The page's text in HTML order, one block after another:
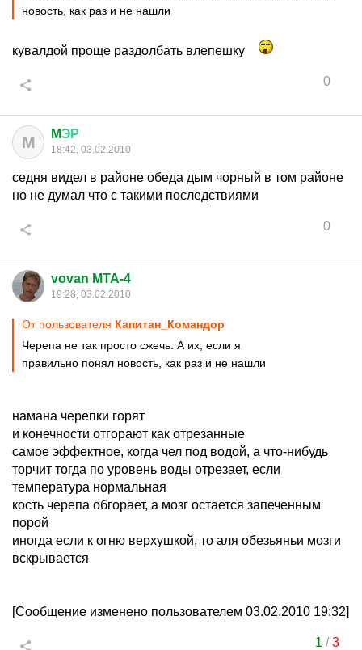
новость, как раз и не нашли
кувалдой проще раздолбать влепешку
0
M MЭР
18:42, 03.02.2010
седня видел в районе обеда дым чорный в том районе
но не думал что с такими последствиями
0
vovan MTA-4
19:28, 03.02.2010
От пользователя Капитан_Командор
Черепа не так просто сжечь. А их, если я
правильно понял новость, как раз и не нашли
намана черепки горят
и конечности отгорают как отрезанные
самое эффектное, когда чел под водой, а что-нибудь
торчит тогда по уровень воды отрезает, если
температура нормальная
кость черепа обгорает, а мозг остается запеченным
порой
иногда если к огню верхушкой, то аля обезьяньи мозги
вскрывается
[Сообщение изменено пользователем 03.02.2010 19:32]
1 /3